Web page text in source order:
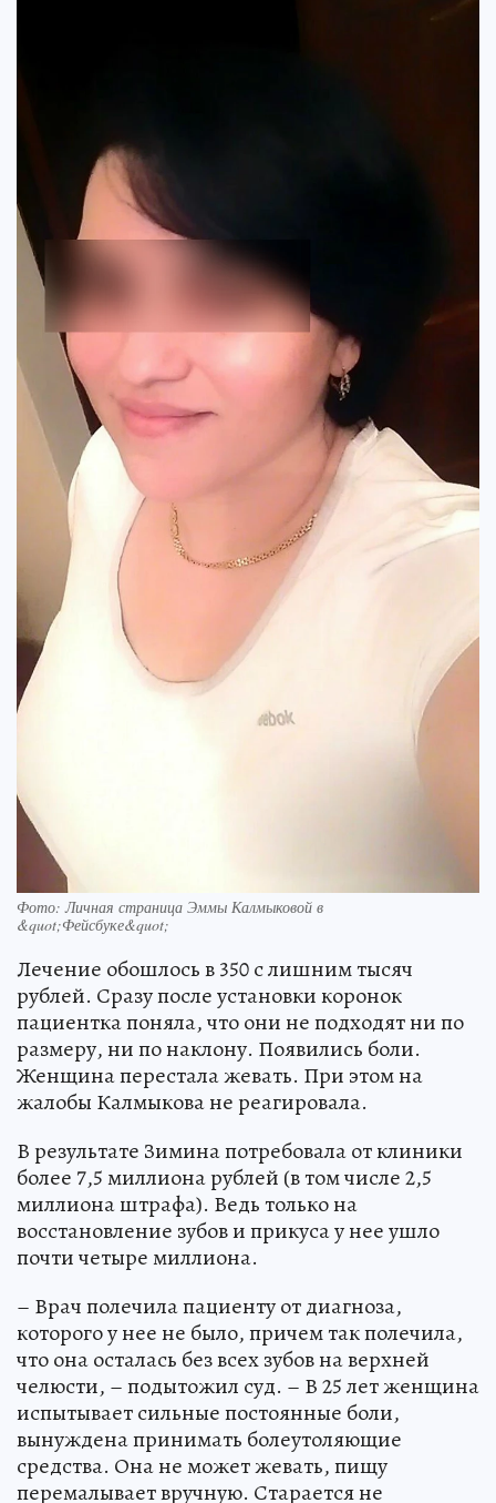
Фото: Личная страница Эммы Калмыковой в
&quot;Фейсбуке&quot;
Лечение обошлось в 350 с лишним тысяч
рублей. Сразу после установки коронок
пациентка поняла, что они не подходят ни по
размеру, ни по наклону. Появились боли.
Женщина перестала жевать. При этом на
жалобы Калмыкова не реагировала.
В результате Зимина потребовала от клиники
более 7,5 миллиона рублей (в том числе 2,5
миллиона штрафа). Ведь только на
восстановление зубов и прикуса у нее ушло
почти четыре миллиона.
– Врач полечила пациенту от диагноза,
которого у нее не было, причем так полечила,
что она осталась без всех зубов на верхней
челюсти, – подытожил суд. – В 25 лет женщина
испытывает сильные постоянные боли,
вынуждена принимать болеутоляющие
средства. Она не может жевать, пищу
перемалывает вручную. Старается не